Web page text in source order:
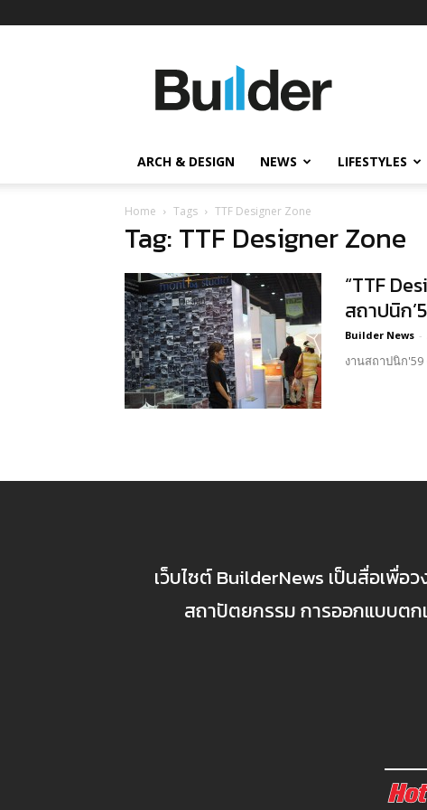
ข่าว
ก่อสร้าง
ARCH & DESIGN NEWS LIFESTYLES
Home Tags TTF Designer Zone
Tag: TTF Designer Zone
“TTF
สถาปนิก
Builder News -
งานสถาปนิก
เว็บไซต์ BuilderNews เป็นสื่อเพื่
สถาปัตยกรรม การออกแบบตก